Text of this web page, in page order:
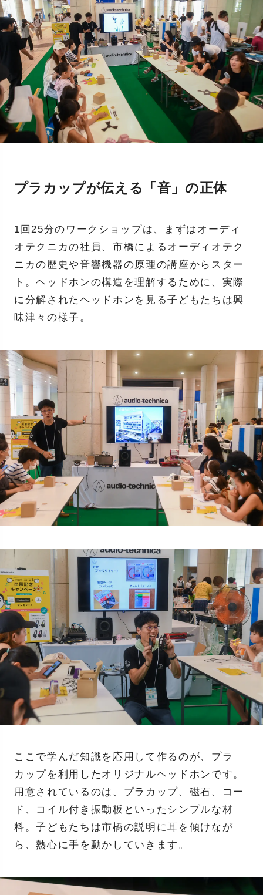
プラカップが伝える「音」の正体
1回25分のワークショップは、まずはオーディ
オテクニカの社員、市橋によるオーディオテク
ニカの歴史や音響機器の原理の講座からスター
ト。ヘッドホンの構造を理解するために、実際
に分解されたヘッドホンを見る子どもたちは興
味津々の様子。
ここで学んだ知識を応用して作るのが、プラ
カップを利用したオリジナルヘッドホンです。
用意されているのは、プラカップ、磁石、コー
ド、コイル付き振動板といったシンプルな材
料。子どもたちは市橋の説明に耳を傾けなが
ら、熱心に手を動かしていきます。